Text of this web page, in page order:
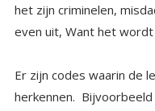
even uit, Want het
Er zijn codes waarin de
herkennen. Bijvoorbeeld
aan dat Napoleon een
werkt, dat je om
van vrijheid moet geven.
dan vraagt iemand
informatie af te geven.
‘suprême wereld
met de wil van de
is de Creator, of bron
vertelt op een vraag
worden gezien als ‘vee’
dat we worden heen en
een schaakbord. Binnen
geen direct kwaad
afstemming dat wij